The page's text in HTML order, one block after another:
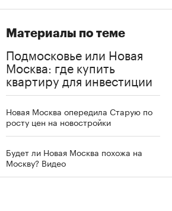
Материалы по теме
Подмосковье или Новая
Москва: где купить
квартиру для инвестиции
Новая Москва опередила Старую по
росту цен на новостройки
Будет ли Новая Москва похожа на
Москву? Видео